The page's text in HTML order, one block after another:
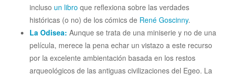
incluso un libro que reflexiona sobre las verdades
históricas (o no) de los cómics de René Goscinny.
La Odisea: Aunque se trata de una miniserie y no de una
película, merece la pena echar un vistazo a este recurso
por la excelente ambientación basada en los restos
arqueológicos de las antiguas civilizaciones del Egeo. La